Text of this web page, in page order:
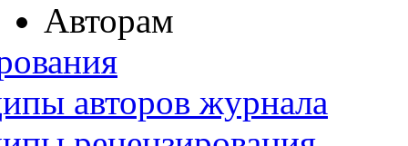
Авторам
авторов журнала